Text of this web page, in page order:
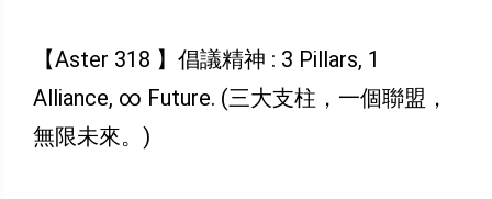
【Aster 318 】倡議精神 : 3 Pillars, 1
Alliance, ∞ Future. (三大支柱，一個聯盟，
無限未來。)